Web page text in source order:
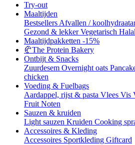
Try-out
Maaltijden
Bestsellers Afvallen /
Gezond & lekkerVegetarisch Halal
Maaltijdpakketten -15%
🥐The Protein Bakery
Ontbijt & Snacks
Zuurdesem Overnight oats
chicken
Voeding & Fuelbags
Aardappel, rijst & pasta Vlees Vis
Fruit Noten
Sauzen & kruiden
Light sauzen Kruiden Cooking
Accessoires & Kleding
Accessoires Sportkleding Giftcard